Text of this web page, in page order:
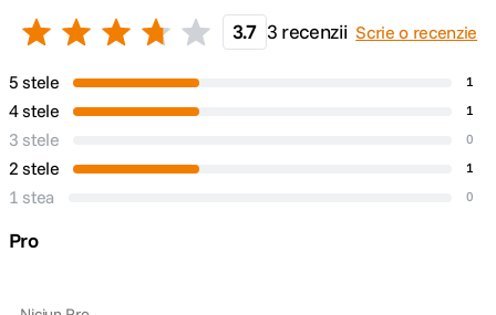
3.7 3 recenzii Scrie o recenzie
5 stele 1
4 stele 1
3 stele 0
2 stele 1
1 stea 0
Pro